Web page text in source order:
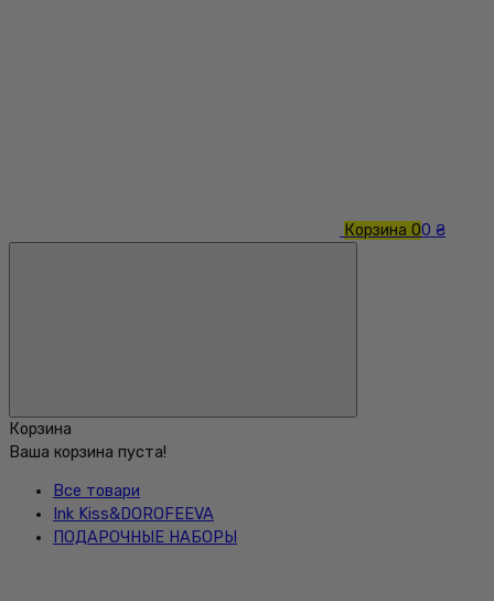
Корзина 00 ₴
Корзина
Ваша корзина пуста!
Все товари
Ink Kiss&DOROFEEVA
ПОДАРОЧНЫЕ НАБОРЫ